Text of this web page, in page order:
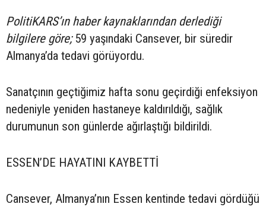
PolitiKARS’ın haber kaynaklarından derlediği
bilgilere göre;59 yaşındaki Cansever, bir süredir
Almanya’da tedavi görüyordu.
Sanatçının geçtiğimiz hafta sonu geçirdiği enfeksiyon
nedeniyle yeniden hastaneye kaldırıldığı, sağlık
durumunun son günlerde ağırlaştığı bildirildi.
ESSEN’DE HAYATINI KAYBETTİ
Cansever, Almanya’nın Essen kentinde tedavi gördüğü